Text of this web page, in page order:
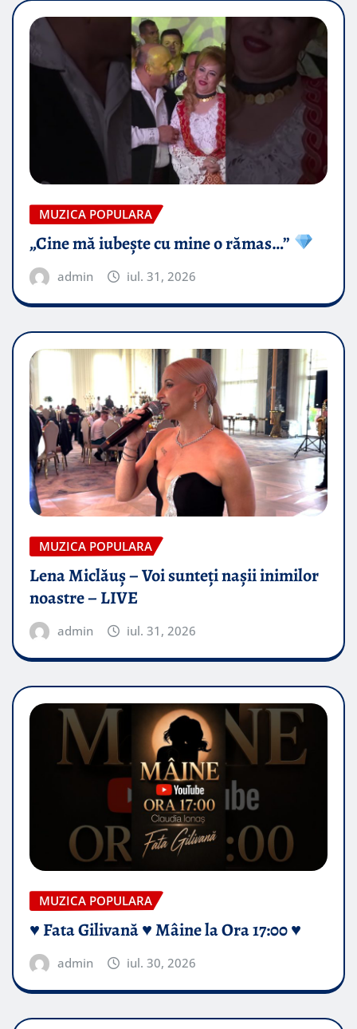
MUZICA POPULARA
„Cine mă iubește cu mine o rămas…”
admin iul. 31, 2026
MUZICA POPULARA
Lena Miclăuș – Voi sunteți nașii inimilor
noastre – LIVE
admin iul. 31, 2026
MUZICA POPULARA
♥️ Fata Gilivană ♥️ Mâine la Ora 17:00 ♥️
admin iul. 30, 2026